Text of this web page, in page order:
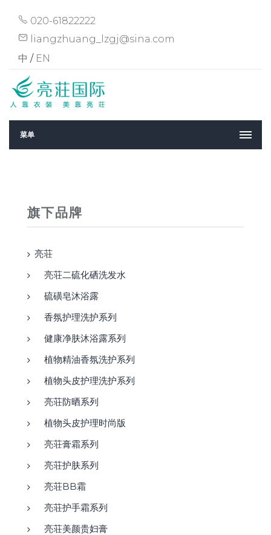
020-61822222
liangzhuang_lzgj@sina.com
中 / EN
菜单
旗下品牌
亮荘
亮荘二硫化硒洗发水
硫磺皂沐浴露
香氛护理洗护系列
健康净肤沐浴露系列
植物精油香氛洗护系列
植物头皮护理洗护系列
亮荘防晒系列
植物头皮护理时尚版
亮荘膏霜系列
亮荘护肤系列
亮荘BB霜
亮荘护手霜系列
亮荘美颜贵妇膏